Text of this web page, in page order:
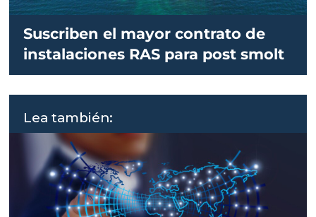
Suscriben el mayor contrato de
instalaciones RAS para post smolt
Lea también: